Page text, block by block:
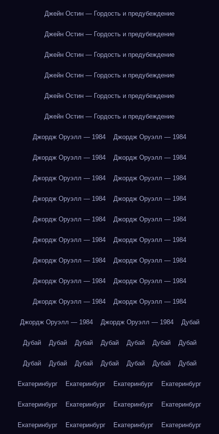
Джейн Остин — Гордость и предубеждение
Джейн Остин — Гордость и предубеждение
Джейн Остин — Гордость и предубеждение
Джейн Остин — Гордость и предубеждение
Джейн Остин — Гордость и предубеждение
Джейн Остин — Гордость и предубеждение
Джордж Оруэлл — 1984 Джордж Оруэлл — 1984
Джордж Оруэлл — 1984 Джордж Оруэлл — 1984
Джордж Оруэлл — 1984 Джордж Оруэлл — 1984
Джордж Оруэлл — 1984 Джордж Оруэлл — 1984
Джордж Оруэлл — 1984 Джордж Оруэлл — 1984
Джордж Оруэлл — 1984 Джордж Оруэлл — 1984
Джордж Оруэлл — 1984 Джордж Оруэлл — 1984
Джордж Оруэлл — 1984 Джордж Оруэлл — 1984
Джордж Оруэлл — 1984 Джордж Оруэлл — 1984
Джордж Оруэлл — 1984 Джордж Оруэлл — 1984 Дубай
Дубай Дубай Дубай Дубай Дубай Дубай Дубай
Дубай Дубай Дубай Дубай Дубай Дубай Дубай
Екатеринбург Екатеринбург Екатеринбург Екатеринбург
Екатеринбург Екатеринбург Екатеринбург Екатеринбург
Екатеринбург Екатеринбург Екатеринбург Екатеринбург